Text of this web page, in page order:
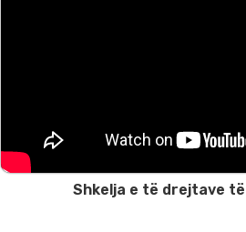
Shkelja e të drejtave